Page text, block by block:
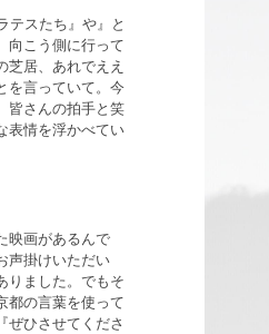
テスたち』や』と
向こう側に行って
芝居、あれでええ
を言っていて。今
皆さんの拍手と笑
表情を浮かべてい
映画があるんで
声掛けいただい
りました。でもそ
都の言葉を使って
ぜひさせてくださ